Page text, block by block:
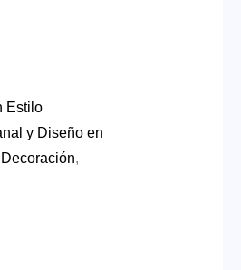
Estilo
y Diseño en
Decoración,